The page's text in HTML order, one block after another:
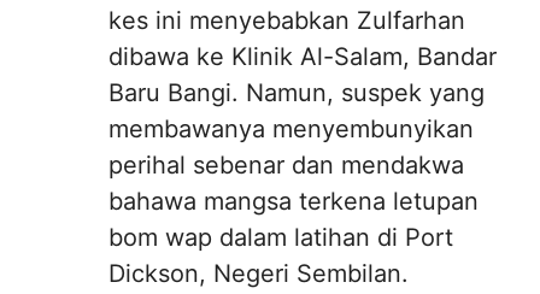
kes ini menyebabkan Zulfarhan
dibawa ke Klinik Al-Salam, Bandar
Baru Bangi. Namun, suspek yang
membawanya menyembunyikan
perihal sebenar dan mendakwa
bahawa mangsa terkena letupan
bom wap dalam latihan di Port
Dickson, Negeri Sembilan.